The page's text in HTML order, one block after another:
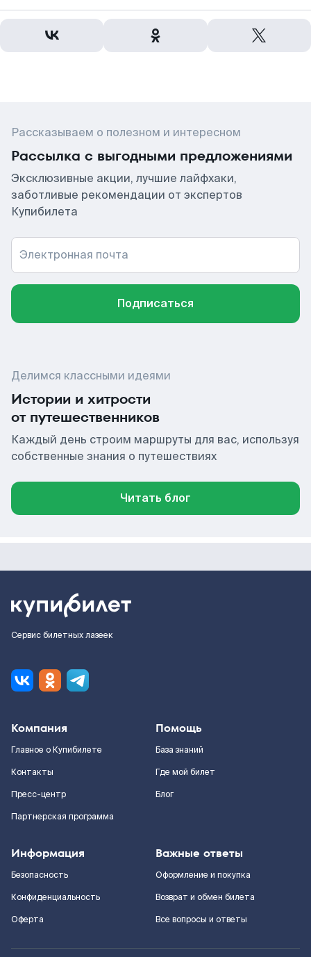
Рассказываем о полезном и интересном
Рассылка с выгодными предложениями
Эксклюзивные акции, лучшие лайфхаки,
заботливые рекомендации от экспертов
Купибилета
Электронная почта
Подписаться
Делимся классными идеями
Истории и хитрости
от путешественников
Каждый день строим маршруты для вас, используя
собственные знания о путешествиях
Читать блог
Сервис билетных лазеек
Компания
Главное о Купибилете
Контакты
Пресс-центр
Партнерская программа
Помощь
База знаний
Где мой билет
Блог
Информация
Безопасность
Конфиденциальность
Оферта
Важные ответы
Оформление и покупка
Возврат и обмен билета
Все вопросы и ответы